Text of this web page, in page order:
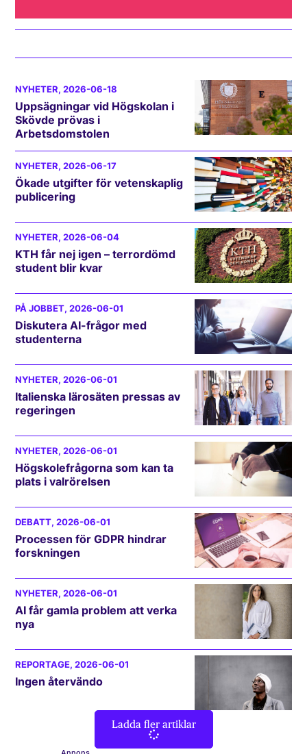
NYHETER, 2026-06-18
Uppsägningar vid Högskolan i
Skövde prövas i
Arbetsdomstolen
NYHETER, 2026-06-17
Ökade utgifter för vetenskaplig
publicering
NYHETER, 2026-06-04
KTH får nej igen – terrordömd
student blir kvar
PÅ JOBBET, 2026-06-01
Diskutera AI-frågor med
studenterna
NYHETER, 2026-06-01
Italienska lärosäten pressas av
regeringen
NYHETER, 2026-06-01
Högskolefrågorna som kan ta
plats i valrörelsen
DEBATT, 2026-06-01
Processen för GDPR hindrar
forskningen
NYHETER, 2026-06-01
AI får gamla problem att verka
nya
REPORTAGE, 2026-06-01
Ingen återvändo
Ladda fler artiklar